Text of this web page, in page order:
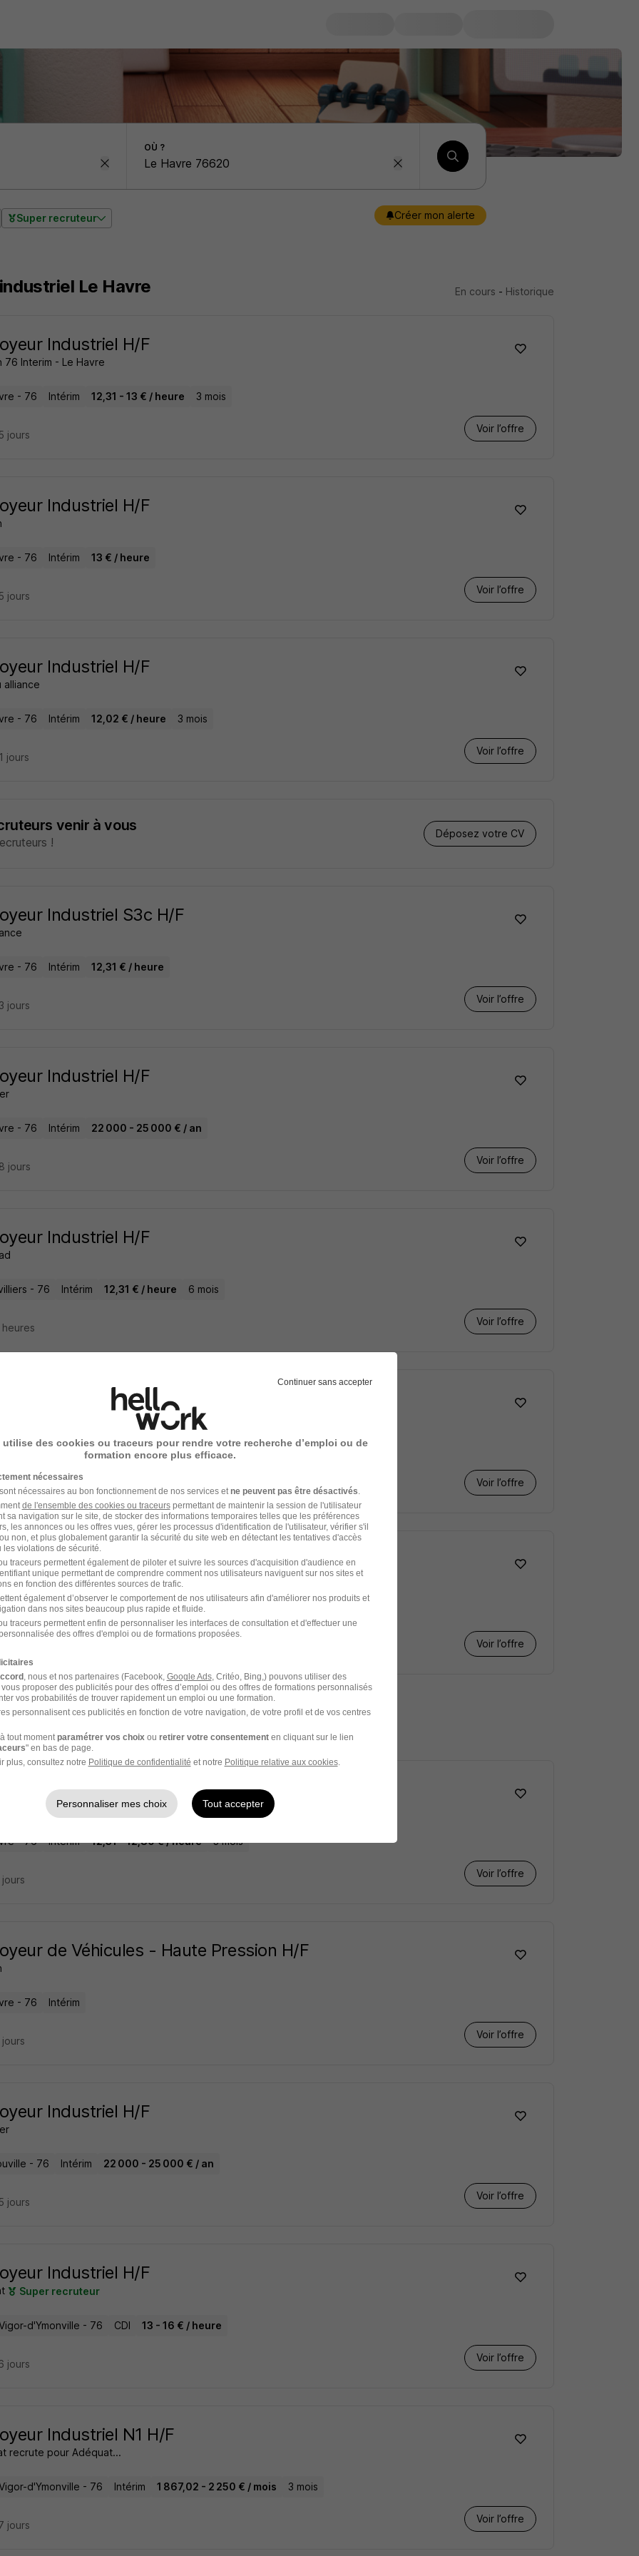
OÙ ?
Super recruteur Créer mon alerte
Le Havre En cours - Historique
Industriel H/F
76 Interim - Le Havre
- 76 Intérim 12,31 - 13 € / heure 3 mois
Voir l’offre
jours
Industriel H/F
- 76 Intérim 13 € / heure
Voir l’offre
jours
Industriel H/F
alliance
- 76 Intérim 12,02 € / heure 3 mois
Voir l’offre
jours
venir à vous
!
Déposez votre CV
Industriel S3c H/F
- 76 Intérim 12,31 € / heure
Voir l’offre
jours
Industriel H/F
- 76 Intérim 22 000 - 25 000 € / an
Voir l’offre
jours
Industriel H/F
- 76 Intérim 12,31 € / heure 6 mois
Voir l’offre
Industriel H/F
- 76 Intérim 22 500 - 24 000 € / an
Voir l’offre
Industriel H/F
Philippe Lassarat
d'Ymonville - 76 CDI 13 - 16 € / heure
Voir l’offre
offres ci-dessous sont basées sur les mots-clés de votre recherche
de Véhicules - Haute Pression H/F
76 Interim - Le Havre
- 76 Intérim 12,31 - 12,80 € / heure 3 mois
Voir l’offre
de Véhicules - Haute Pression H/F
- 76 Intérim
Voir l’offre
Industriel H/F
- 76 Intérim 22 000 - 25 000 € / an
Voir l’offre
jours
Industriel H/F
Super recruteur
d'Ymonville - 76 CDI 13 - 16 € / heure
Voir l’offre
jours
Industriel N1 H/F
recrute pour Adéquat...
d'Ymonville - 76 Intérim 1 867,02 - 2 250 € / mois 3 mois
Voir l’offre
jours
Continuer sans accepter
utilise des cookies ou traceurs pour rendre votre recherche d’emploi ou de
formation encore plus efficace.
nécessaires
nécessaires au bon fonctionnement de nos services et ne peuvent pas être désactivés
de l'ensemble des cookies ou traceurspermettant de maintenir la session de l'utilisateur
sa navigation sur le site, de stocker des informations temporaires telles que les préférences
les annonces ou les offres vues, gérer les processus d'identification de l'utilisateur, vérifier s'il
non, et plus globalement garantir la sécurité du site web en détectant les tentatives d'accès
violations de sécurité.
traceurs permettent également de piloter et suivre les sources d'acquisition d'audience en
unique permettant de comprendre comment nos utilisateurs naviguent sur nos sites et
en fonction des différentes sources de trafic.
également d’observer le comportement de nos utilisateurs afin d'améliorer nos produits et
dans nos sites beaucoup plus rapide et fluide.
traceurs permettent enfin de personnaliser les interfaces de consultation et d'effectuer une
des offres d'emploi ou de formations proposées.
, nous et nos partenaires (Facebook, Google Ads, Critéo, Bing,) pouvons utiliser des
proposer des publicités pour des offres d’emploi ou des offres de formations personnalisés
vos probabilités de trouver rapidement un emploi ou une formation.
personnalisent ces publicités en fonction de votre navigation, de votre profil et de vos centres
tout moment paramétrer vos choix ou retirer votre consentementen cliquant sur le lien
" en bas de page.
plus, consultez notre Politique de confidentialité et notre Politique relative aux cookies.
Personnaliser mes choix Tout accepter